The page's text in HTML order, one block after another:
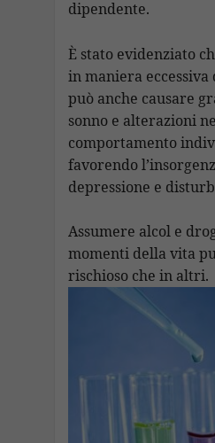
dipendente.
È stato evidenziato
in maniera eccessiva
può anche causare
sonno e alterazioni
comportamento
favorendo
depressione e
Assumere alcol e
momenti della vita
rischioso che in altri.